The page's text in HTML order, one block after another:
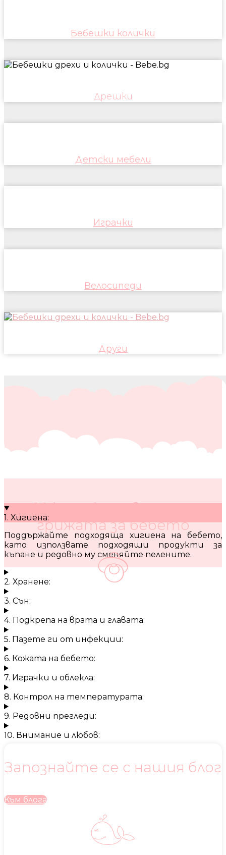
Бебешки колички
Дрешки
Детски мебели
Играчки
Велосипеди
Други
10 кратки съвета за
грижата за бебето
1. Хигиена:
Поддържайте подходяща хигиена на бебето,
като използвате подходящи продукти за
къпане и редовно му сменяйте пелените.
2. Хранене:
3. Сън:
4. Подкрепа на врата и главата:
5. Пазете ги от инфекции:
6. Кожата на бебето:
7. Играчки и облекла:
8. Контрол на температурата:
9. Редовни прегледи:
10. Внимание и любов:
Запознайте се с нашия блог
Към блога